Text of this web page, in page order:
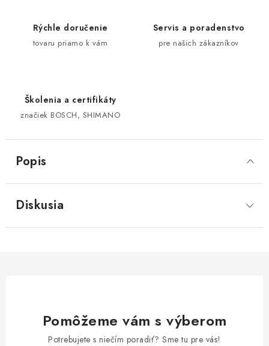
Rýchle doručenie
tovaru priamo k vám
Servis a poradenstvo
pre našich zákazníkov
Školenia a certifikáty
značiek BOSCH, SHIMANO
Popis
Diskusia
Pomôžeme vám s výberom
Potrebujete s niečím poradiť? Sme tu pre vás!